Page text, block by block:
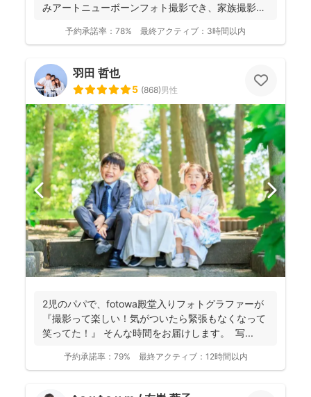
みアートニューボーンフォト撮影でき、家族撮影お
予約承諾率： 78% 最終アクティブ： 3時間以内
羽田 哲也
5 (868)男性
2児のパパで、fotowa殿堂入りフォトグラファーが
『撮影って楽しい！気がついたら緊張もなくなって
笑ってた！』 そんな時間をお届けします。 写...
予約承諾率： 79% 最終アクティブ： 12時間以内